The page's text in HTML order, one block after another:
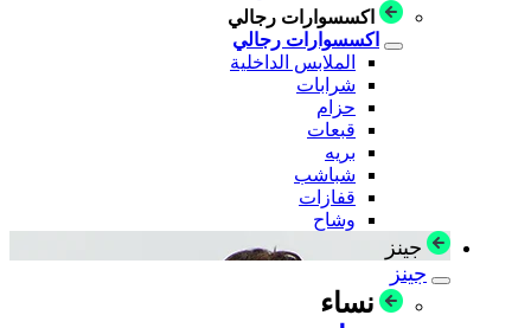
اكسسوارات رجالي
اكسسوارات رجالي
الملابس الداخلية
شرابات
حزام
قبعات
بريه
شباشب
قفازات
وشاح
جينز
جينز
نساء